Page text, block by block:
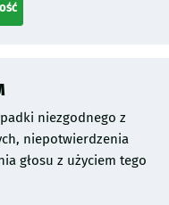
niezgodnego z
niepotwierdzenia
głosu z użyciem tego